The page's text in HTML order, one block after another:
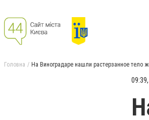
Головна На Виноградаре нашли растерзанное тело